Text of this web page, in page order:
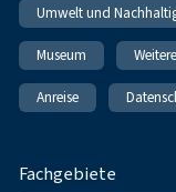
Umwelt und
Museum
Anreise
Fachgebiete